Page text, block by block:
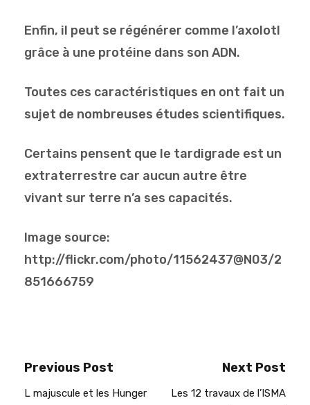
Enfin, il peut se régénérer comme l’axolotl
grâce à une protéine dans son ADN.
Toutes ces caractéristiques en ont fait un
sujet de nombreuses études scientifiques.
Certains pensent que le tardigrade est un
extraterrestre car aucun autre être
vivant sur terre n’a ses capacités.
Image source:
http://flickr.com/photo/11562437@N03/2
851666759
Previous Post
L majuscule et les Hunger
Next Post
Les 12 travaux de l’ISMA